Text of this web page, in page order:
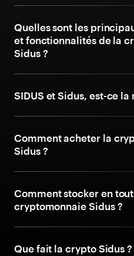
Quelles sont les
et fonctionnalités de la
Sidus ?
SIDUS et Sidus, est-ce la
Comment acheter la
Sidus ?
Comment stocker en
cryptomonnaie Sidus ?
Que fait la crypto Sidus ?